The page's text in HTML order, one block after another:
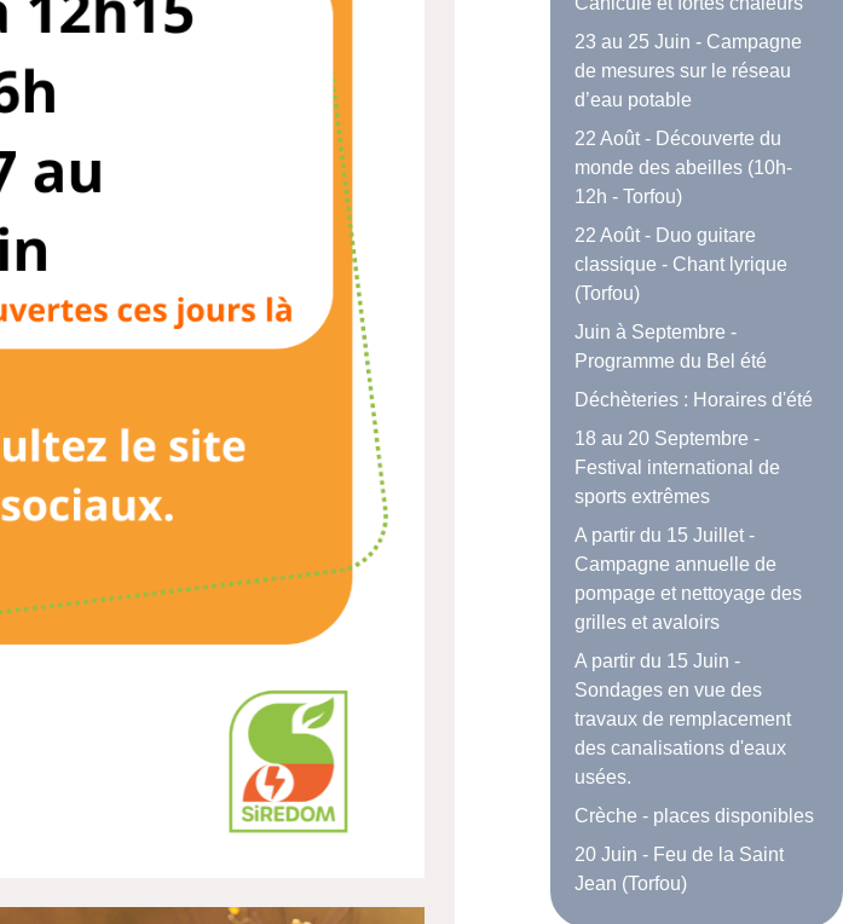
23 au 25 Juin - Campagne
de mesures sur le réseau
d’eau potable
22 Août - Découverte du
monde des abeilles (10h-
12h - Torfou)
22 Août - Duo guitare
classique - Chant lyrique
(Torfou)
Juin à Septembre -
Programme du Bel été
Déchèteries : Horaires d'été
18 au 20 Septembre -
Festival international de
sports extrêmes
A partir du 15 Juillet -
Campagne annuelle de
pompage et nettoyage des
grilles et avaloirs
A partir du 15 Juin -
Sondages en vue des
travaux de remplacement
des canalisations d'eaux
usées.
Crèche - places disponibles
20 Juin - Feu de la Saint
Jean (Torfou)